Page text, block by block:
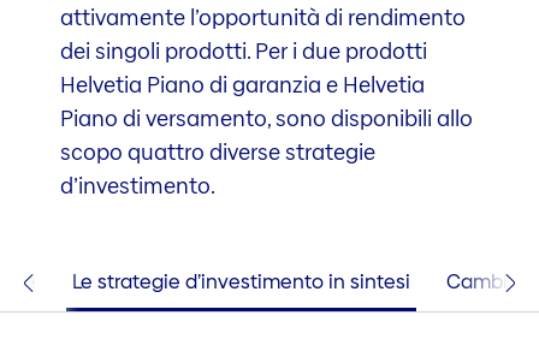
attivamente l’opportunità di rendimento
dei singoli prodotti. Per i due prodotti
Helvetia Piano di garanzia e Helvetia
Piano di versamento, sono disponibili allo
scopo quattro diverse strategie
d’investimento.
Le strategie d’investimento in sintesi Cambio